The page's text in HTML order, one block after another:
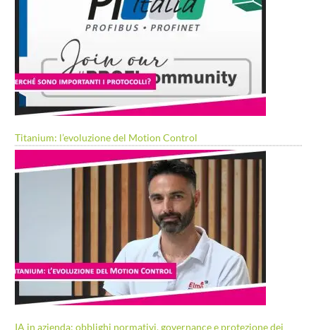
Titanium: l’evoluzione del Motion Control
IA in azienda: obblighi normativi, governance e protezione dei